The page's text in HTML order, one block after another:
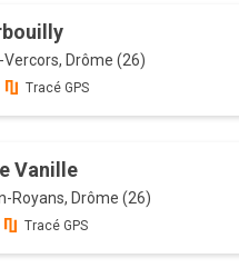
Drôme (26)
Tracé GPS
Vanille
Royans, Drôme (26)
Tracé GPS